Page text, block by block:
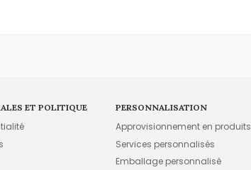
ET POLITIQUE PERSONNALISATION
Approvisionnement en produits
Services personnalisés
Emballage personnalisé